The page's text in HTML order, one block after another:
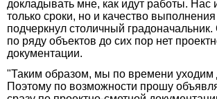
докладывать мне, как идут работы. Нас
только сроки, но и качество
подчеркнул столичный
по ряду объектов до сих пор нет
документации.
"Таким образом, мы по времени уходим
Поэтому по возможности прошу